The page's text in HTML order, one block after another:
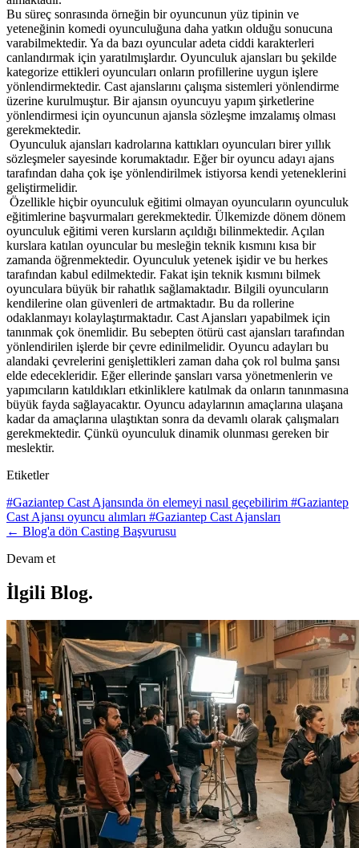
Bu süreç sonrasında örneğin bir oyuncunun yüz tipinin ve
yeteneğinin komedi oyunculuğuna daha yatkın olduğu sonucuna
varabilmektedir. Ya da bazı oyuncular adeta ciddi karakterleri
canlandırmak için yaratılmışlardır. Oyunculuk ajansları bu şekilde
kategorize ettikleri oyuncuları onların profillerine uygun işlere
yönlendirmektedir. Cast ajanslarını çalışma sistemleri yönlendirme
üzerine kurulmuştur. Bir ajansın oyuncuyu yapım şirketlerine
yönlendirmesi için oyuncunun ajansla sözleşme imzalamış olması
gerekmektedir.
Oyunculuk ajansları kadrolarına kattıkları oyuncuları birer yıllık
sözleşmeler sayesinde korumaktadır. Eğer bir oyuncu adayı ajans
tarafından daha çok işe yönlendirilmek istiyorsa kendi yeteneklerini
geliştirmelidir.
Özellikle hiçbir oyunculuk eğitimi olmayan oyuncuların oyunculuk
eğitimlerine başvurmaları gerekmektedir. Ülkemizde dönem dönem
oyunculuk eğitimi veren kursların açıldığı bilinmektedir. Açılan
kurslara katılan oyuncular bu mesleğin teknik kısmını kısa bir
zamanda öğrenmektedir. Oyunculuk yetenek işidir ve bu herkes
tarafından kabul edilmektedir. Fakat işin teknik kısmını bilmek
oyunculara büyük bir rahatlık sağlamaktadır. Bilgili oyuncuların
kendilerine olan güvenleri de artmaktadır. Bu da rollerine
odaklanmayı kolaylaştırmaktadır. Cast Ajansları yapabilmek için
tanınmak çok önemlidir. Bu sebepten ötürü cast ajansları tarafından
yönlendirilen işlerde bir çevre edinilmelidir. Oyuncu adayları bu
alandaki çevrelerini genişlettikleri zaman daha çok rol bulma şansı
elde edecekleridir. Eğer ellerinde şansları varsa yönetmenlerin ve
yapımcıların katıldıkları etkinliklere katılmak da onların tanınmasına
büyük fayda sağlayacaktır. Oyuncu adaylarının amaçlarına ulaşana
kadar da amaçlarına ulaştıktan sonra da devamlı olarak çalışmaları
gerekmektedir. Çünkü oyunculuk dinamik olunması gereken bir
meslektir.
Etiketler
#Gaziantep Cast Ajansında ön elemeyi nasıl geçebilirim #Gaziantep
Cast Ajansı oyuncu alımları #Gaziantep Cast Ajansları
← Blog'a dön Casting Başvurusu
Devam et
İlgili Blog.